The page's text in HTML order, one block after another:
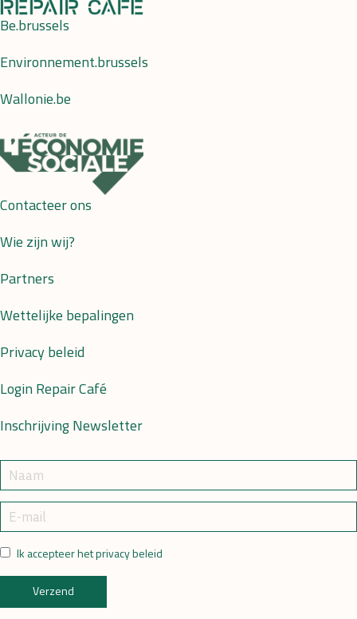
Be.brussels
Environnement.brussels
Wallonie.be
Contacteer ons
Wie zijn wij?
Partners
Wettelijke bepalingen
Privacy beleid
Login Repair Café
Inschrijving Newsletter
Ik accepteer het privacy beleid
Verzend